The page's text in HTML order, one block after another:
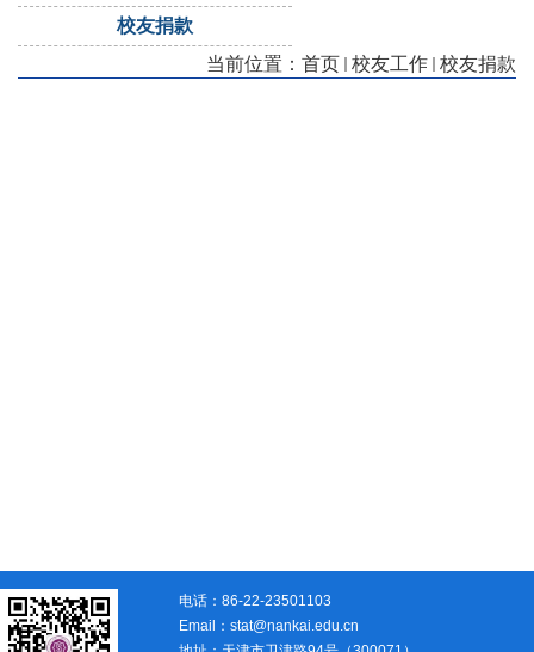
校友捐款
当前位置： 首页 校友工作 校友捐款
电话：86-22-23501103
Email：stat@nankai.edu.cn